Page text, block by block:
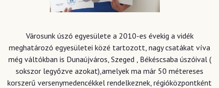
Városunk úszó egyesülete a 2010-es évekig a vidék
meghatározó egyesületei közé tartozott, nagy csatákat víva
még váltókban is Dunaújváros, Szeged , Békéscsaba úszóival (
sokszor legyőzve azokat),amelyek ma már 50 métereses
korszerű versenymedencékkel rendelkeznek, régióközpontként